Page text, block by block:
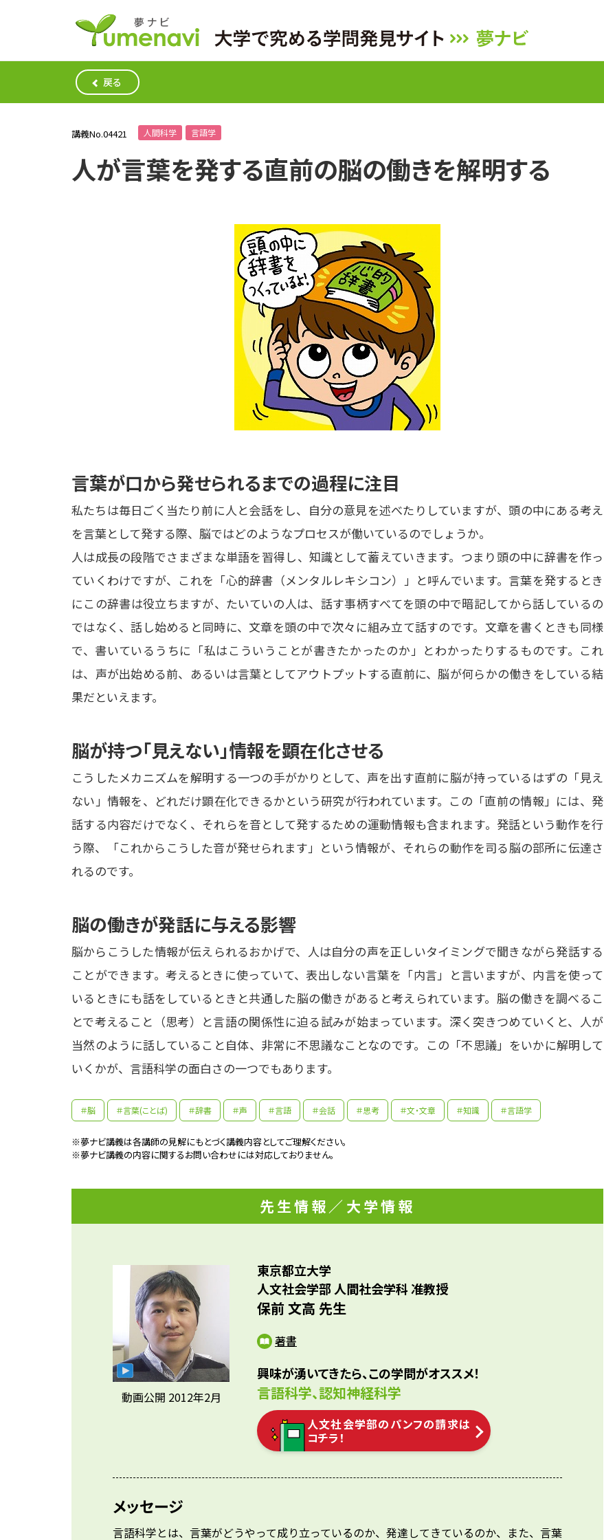
戻る
講義No.04421 人間科学 言語学
人が言葉を発する直前の脳の働きを解明する
言葉が口から発せられるまでの過程に注目
私たちは毎日ごく当たり前に人と会話をし、自分の意見を述べたりしていますが、頭の中にある考え
を言葉として発する際、脳ではどのようなプロセスが働いているのでしょうか。
人は成長の段階でさまざまな単語を習得し、知識として蓄えていきます。つまり頭の中に辞書を作っ
ていくわけですが、これを「心的辞書（メンタルレキシコン）」と呼んでいます。言葉を発するとき
にこの辞書は役立ちますが、たいていの人は、話す事柄すべてを頭の中で暗記してから話しているの
ではなく、話し始めると同時に、文章を頭の中で次々に組み立て話すのです。文章を書くときも同様
で、書いているうちに「私はこういうことが書きたかったのか」とわかったりするものです。これ
は、声が出始める前、あるいは言葉としてアウトプットする直前に、脳が何らかの働きをしている結
果だといえます。
脳が持つ「見えない」情報を顕在化させる
こうしたメカニズムを解明する一つの手がかりとして、声を出す直前に脳が持っているはずの「見え
ない」情報を、どれだけ顕在化できるかという研究が行われています。この「直前の情報」には、発
話する内容だけでなく、それらを音として発するための運動情報も含まれます。発話という動作を行
う際、「これからこうした音が発せられます」という情報が、それらの動作を司る脳の部所に伝達さ
れるのです。
脳の働きが発話に与える影響
脳からこうした情報が伝えられるおかげで、人は自分の声を正しいタイミングで聞きながら発話する
ことができます。考えるときに使っていて、表出しない言葉を「内言」と言いますが、内言を使って
いるときにも話をしているときと共通した脳の働きがあると考えられています。脳の働きを調べるこ
とで考えること（思考）と言語の関係性に迫る試みが始まっています。深く突きつめていくと、人が
当然のように話していること自体、非常に不思議なことなのです。この「不思議」をいかに解明して
いくかが、言語科学の面白さの一つでもあります。
＃脳 ＃言葉(ことば) ＃辞書 ＃声 ＃言語 ＃会話 ＃思考 ＃文・文章 ＃知識 ＃言語学
※夢ナビ講義は各講師の見解にもとづく講義内容としてご理解ください。
※夢ナビ講義の内容に関するお問い合わせには対応しておりません。
先生情報 ／大学情報
動画公開 2012年2月
東京都立大学
人文社会学部 人間社会学科 准教授
保前 文高 先生
著書
興味が湧いてきたら、この学問がオススメ！
言語科学、認知神経科学
人文社会学部のパンフの請求は
コチラ！
メッセージ
言語科学とは、言葉がどうやって成り立っているのか、発達してきているのか、また、言葉
参考資料